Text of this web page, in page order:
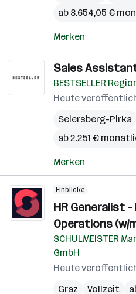
ab 3.654,05 €
Merken
Sales
BESTSELLER
Heute
Seiersberg-Pirka
ab 2.251 €
Merken
Einblicke
HR Generalist
Operations (w/
SCHULMEISTER
GmbH
Heute
Graz
Vollzeit